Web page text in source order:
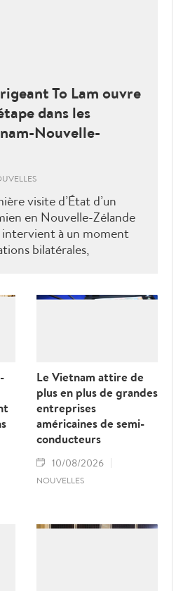
To Lam ouvre
dans les
Nouvelle-
visite d’État d’un
en Nouvelle-Zélande
intervient à un moment
bilatérales,
de la
Le Vietnam attire de
plus en plus de grandes
entreprises
américaines de semi-
conducteurs
10/08/2026
NOUVELLES